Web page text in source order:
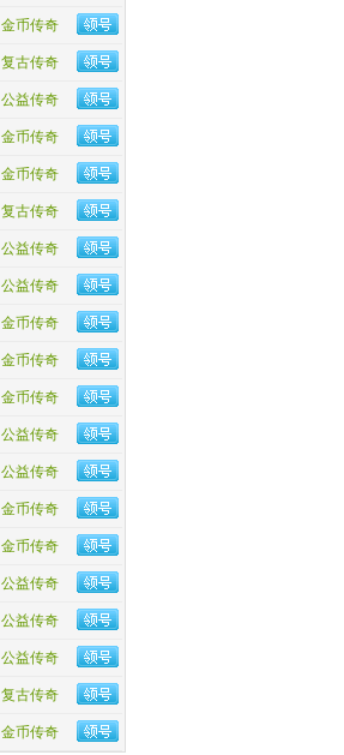
金币传奇
复古传奇
公益传奇
金币传奇
金币传奇
复古传奇
公益传奇
公益传奇
金币传奇
金币传奇
金币传奇
公益传奇
公益传奇
金币传奇
金币传奇
公益传奇
公益传奇
公益传奇
复古传奇
金币传奇